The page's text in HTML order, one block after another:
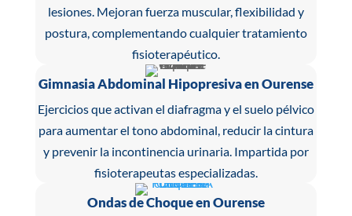
lesiones. Mejoran fuerza muscular, flexibilidad y
postura, complementando cualquier tratamiento
fisioterapéutico.
Gimnasia Abdominal Hipopresiva en Ourense
Ejercicios que activan el diafragma y el suelo pélvico
para aumentar el tono abdominal, reducir la cintura
y prevenir la incontinencia urinaria. Impartida por
fisioterapeutas especializadas.
Ondas de Choque en Ourense